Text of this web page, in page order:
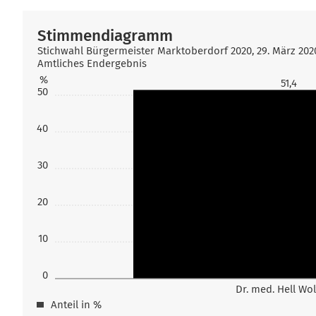
0
10
20
30
40
50
%
Dr. med. Hell
51,4
Stimmendiagramm
Stichwahl Bürgermeister Marktoberdorf 2020, 29. März
Amtliches Endergebnis
Anteil in %